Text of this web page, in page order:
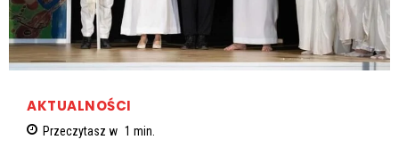
AKTUALNOŚCI
Przeczytasz w 1 min.